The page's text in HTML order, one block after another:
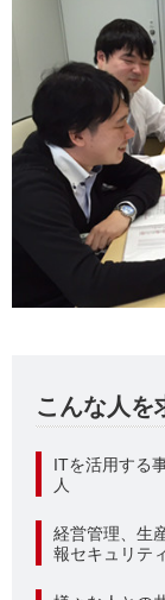
こんな人を
ITを活用する
人
経営管理、生
報セキュリテ